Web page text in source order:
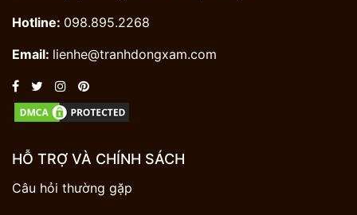
Hotline: 098.895.2268
Email: lienhe@tranhdongxam.com
HỖ TRỢ VÀ CHÍNH SÁCH
Câu hỏi thường gặp